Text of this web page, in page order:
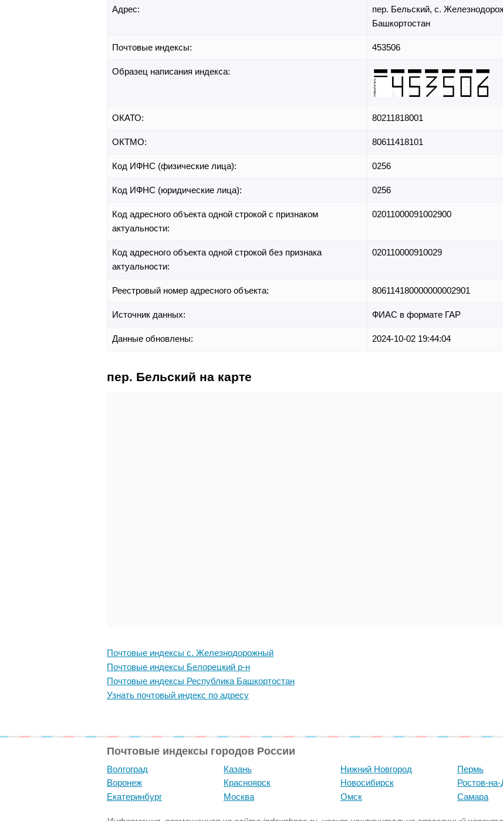
Адрес: пер. Бельский, с.
Башкортостан
Почтовые индексы: 453506
Образец написания индекса:
ОКАТО: 80211818001
ОКТМО: 80611418101
Код ИФНС (физические лица): 0256
Код ИФНС (юридические лица): 0256
Код адресного объекта одной строкой с признаком
актуальности:
02011000091002900
Код адресного объекта одной строкой без признака
актуальности:
020110000910029
Реестровый номер адресного объекта: 806114180000000002901
Источник данных: ФИАС в формате ГАР
Данные обновлены: 2024-10-02 19:44:04
пер. Бельский на карте
Почтовые индексы с. Железнодорожный
Почтовые индексы Белорецкий р-н
Почтовые индексы Республика Башкортостан
Узнать почтовый индекс по адресу
Почтовые индексы городов России
Волгоград
Воронеж
Екатеринбург
Казань
Красноярск
Москва
Нижний Новгород
Новосибирск
Омск
Пермь
Ростов-
Самара